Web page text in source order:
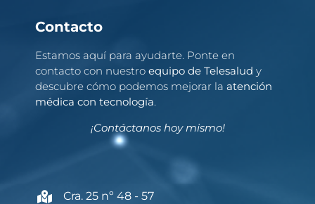
Contacto
Estamos aquí para ayudarte. Ponte en
contacto con nuestro equipo de Telesalud y
descubre cómo podemos mejorar la atención
médica con tecnología.
¡Contáctanos hoy mismo!
Cra. 25 nº 48 - 57